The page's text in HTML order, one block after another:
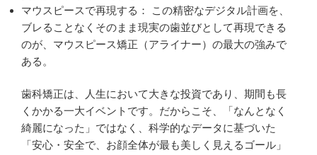
マウスピースで再現する： この精密なデジタル計画を、
ブレることなくそのまま現実の歯並びとして再現できる
のが、マウスピース矯正（アライナー）の最大の強みで
ある。
歯科矯正は、人生において大きな投資であり、期間も長
くかかる一大イベントです。だからこそ、「なんとなく
綺麗になった」ではなく、科学的なデータに基づいた
「安心・安全で、お顔全体が最も美しく見えるゴール」